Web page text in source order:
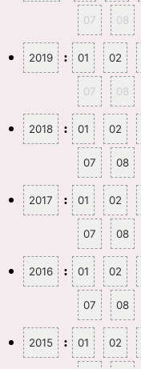
で
開
き
ま
く
だ
さ
い
(
新
し
い
ウ
ィ
ン
ド
ウ
で
開
き
ま
す
)
07 08
2019 : 01 02
07 08
2018 : 01 02
07 08
2017 : 01 02
07 08
2016 : 01 02
07 08
2015 : 01 02